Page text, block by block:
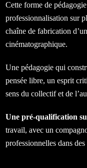
Cette forme de
professionnalisation sur
chaîne de fabrication
cinématographique.
Une pédagogie qui
pensée libre, un esprit
sens du collectif et de
Une pré-qualification
travail, avec un
professionnelles dans